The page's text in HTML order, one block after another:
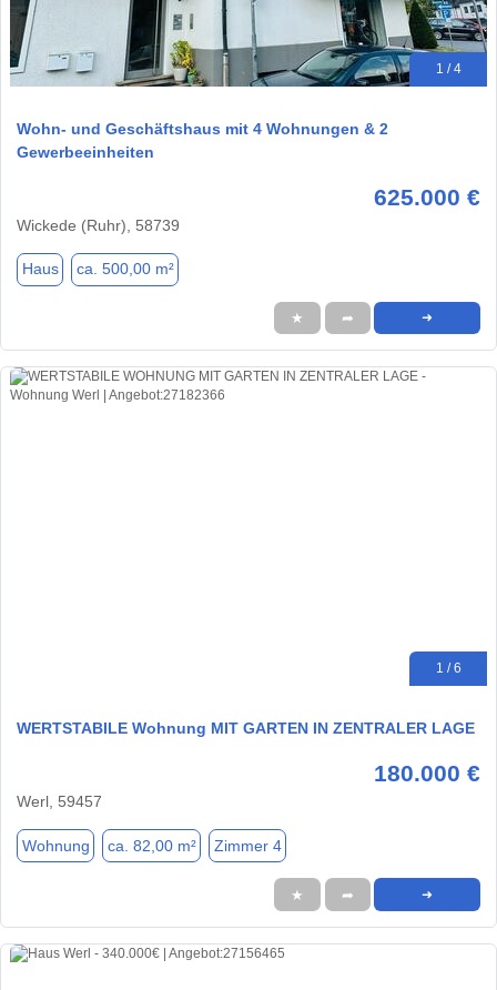
1 / 4
Wohn- und Geschäftshaus mit 4 Wohnungen & 2
Gewerbeeinheiten
625.000 €
Wickede (Ruhr), 58739
Haus ca. 500,00 m²
★ ➦ ➜
1 / 6
WERTSTABILE Wohnung MIT GARTEN IN ZENTRALER LAGE
180.000 €
Werl, 59457
Wohnung ca. 82,00 m² Zimmer 4
★ ➦ ➜